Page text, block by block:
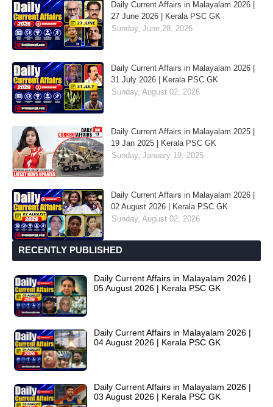
Daily Current Affairs in Malayalam 2026 |
27 June 2026 | Kerala PSC GK
Sunday, June 28, 2026
Daily Current Affairs in Malayalam 2026 |
31 July 2026 | Kerala PSC GK
Sunday, August 02, 2026
Daily Current Affairs in Malayalam 2025 |
19 Jan 2025 | Kerala PSC GK
Sunday, January 19, 2025
Daily Current Affairs in Malayalam 2026 |
02 August 2026 | Kerala PSC GK
Sunday, August 02, 2026
RECENTLY PUBLISHED
Daily Current Affairs in Malayalam 2026 |
05 August 2026 | Kerala PSC GK
Daily Current Affairs in Malayalam 2026 |
04 August 2026 | Kerala PSC GK
Daily Current Affairs in Malayalam 2026 |
03 August 2026 | Kerala PSC GK